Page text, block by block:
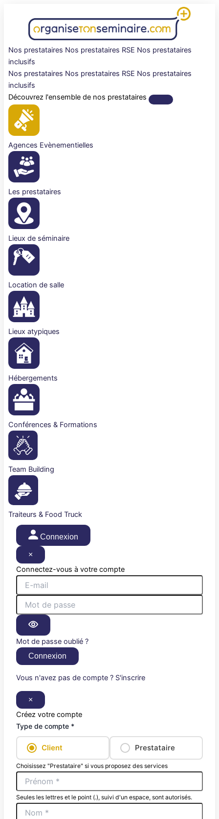
Nos prestataires Nos prestataires RSE Nos prestataires
inclusifs
Nos prestataires Nos prestataires RSE Nos prestataires
inclusifs
Découvrez l'ensemble de nos prestataires
Agences Evènementielles
Les prestataires
Lieux de séminaire
Location de salle
Lieux atypiques
Hébergements
Conférences & Formations
Team Building
Traiteurs & Food Truck
Connexion
×
Connectez-vous à votre compte
Mot de passe oublié ?
Connexion
Vous n'avez pas de compte ? S'inscrire
×
Créez votre compte
Type de compte *
Client Prestataire
Choisissez "Prestataire" si vous proposez des services
Seules les lettres et le point (.), suivi d'un espace, sont autorisés.